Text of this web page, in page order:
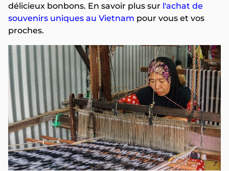
délicieux bonbons. En savoir plus sur l'achat de
souvenirs uniques au Vietnam pour vous et vos
proches.